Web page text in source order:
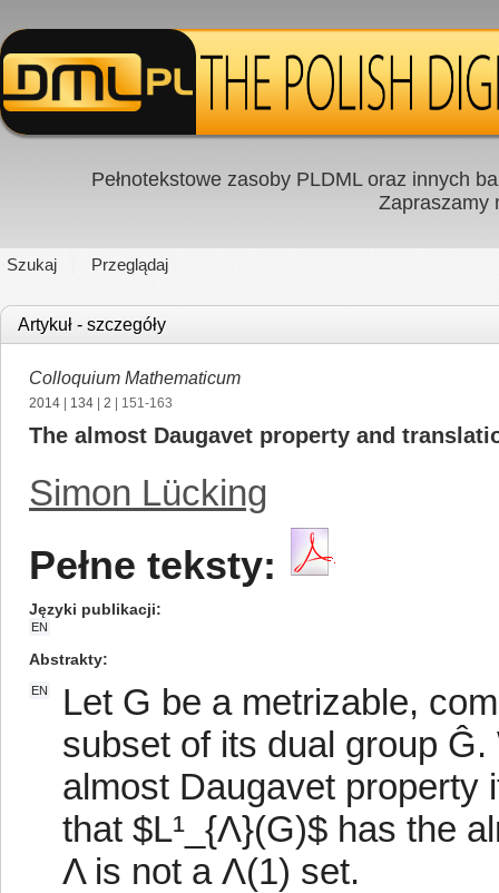
Pełnotekstowe zasoby PLDML oraz innych
Zapraszamy
Szukaj Przeglądaj
Artykuł - szczegóły
Colloquium Mathematicum
2014 134 2 | 151-163
The almost Daugavet property and
Simon Lücking
Pełne teksty:
Języki publikacji
EN
Abstrakty
EN
Let G be a metrizable,
subset of its dual group
almost Daugavet property
that $L¹_{Λ}(G)$ has the
Λ is not a Λ(1) set.